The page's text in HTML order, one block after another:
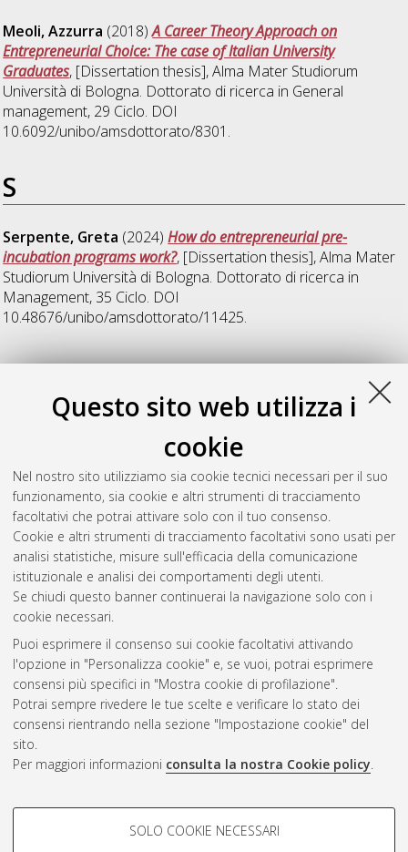
Questo sito web utilizza i
cookie
Nel nostro sito utilizziamo sia cookie tecnici necessari per il suo
funzionamento, sia cookie e altri strumenti di tracciamento
facoltativi che potrai attivare solo con il tuo consenso.
Cookie e altri strumenti di tracciamento facoltativi sono usati per
analisi statistiche, misure sull'efficacia della comunicazione
istituzionale e analisi dei comportamenti degli utenti.
Se chiudi questo banner continuerai la navigazione solo con i
cookie necessari.
Puoi esprimere il consenso sui cookie facoltativi attivando
l'opzione in "Personalizza cookie" e, se vuoi, potrai esprimere
consensi più specifici in "Mostra cookie di profilazione".
Potrai sempre rivedere le tue scelte e verificare lo stato dei
consensi rientrando nella sezione "Impostazione cookie" del
sito.
Per maggiori informazioni consulta la nostra Cookie policy.
COOKIE DI PROFILAZIONE -
SOLO COOKIE NECESSARI
Meoli, Azzurra (2018)A Career Theory Approach on
Entrepreneurial Choice: The case of Italian University
Graduates, [Dissertation thesis], Alma Mater Studiorum
Università di Bologna. Dottorato di ricerca in General
management, 29 Ciclo. DOI
10.6092/unibo/amsdottorato/8301.
S
Serpente, Greta (2024)How do entrepreneurial pre-
incubation programs work?, [Dissertation thesis], Alma Mater
Studiorum Università di Bologna. Dottorato di ricerca in
Management, 35 Ciclo. DOI
10.48676/unibo/amsdottorato/11425.
Z
Zaccaro, Francesca (2013)Nature and relevance of inherited
blueprints on business models choices and innovation: an
, [Dissertation thesis], Alma Mater Studiorum
Università di Bologna. Dottorato di ricerca inDirezione
aziendale, 24 Ciclo. DOI 10.6092/unibo/amsdottorato/5692.
Questa lista e' stata generata il Thu Aug 6 20:45:32 2026
Atom
Rss 1.0
Rss 2.0
ISSN: 2038-7946
Impostazioni Cookie
Informativa sulla privacy